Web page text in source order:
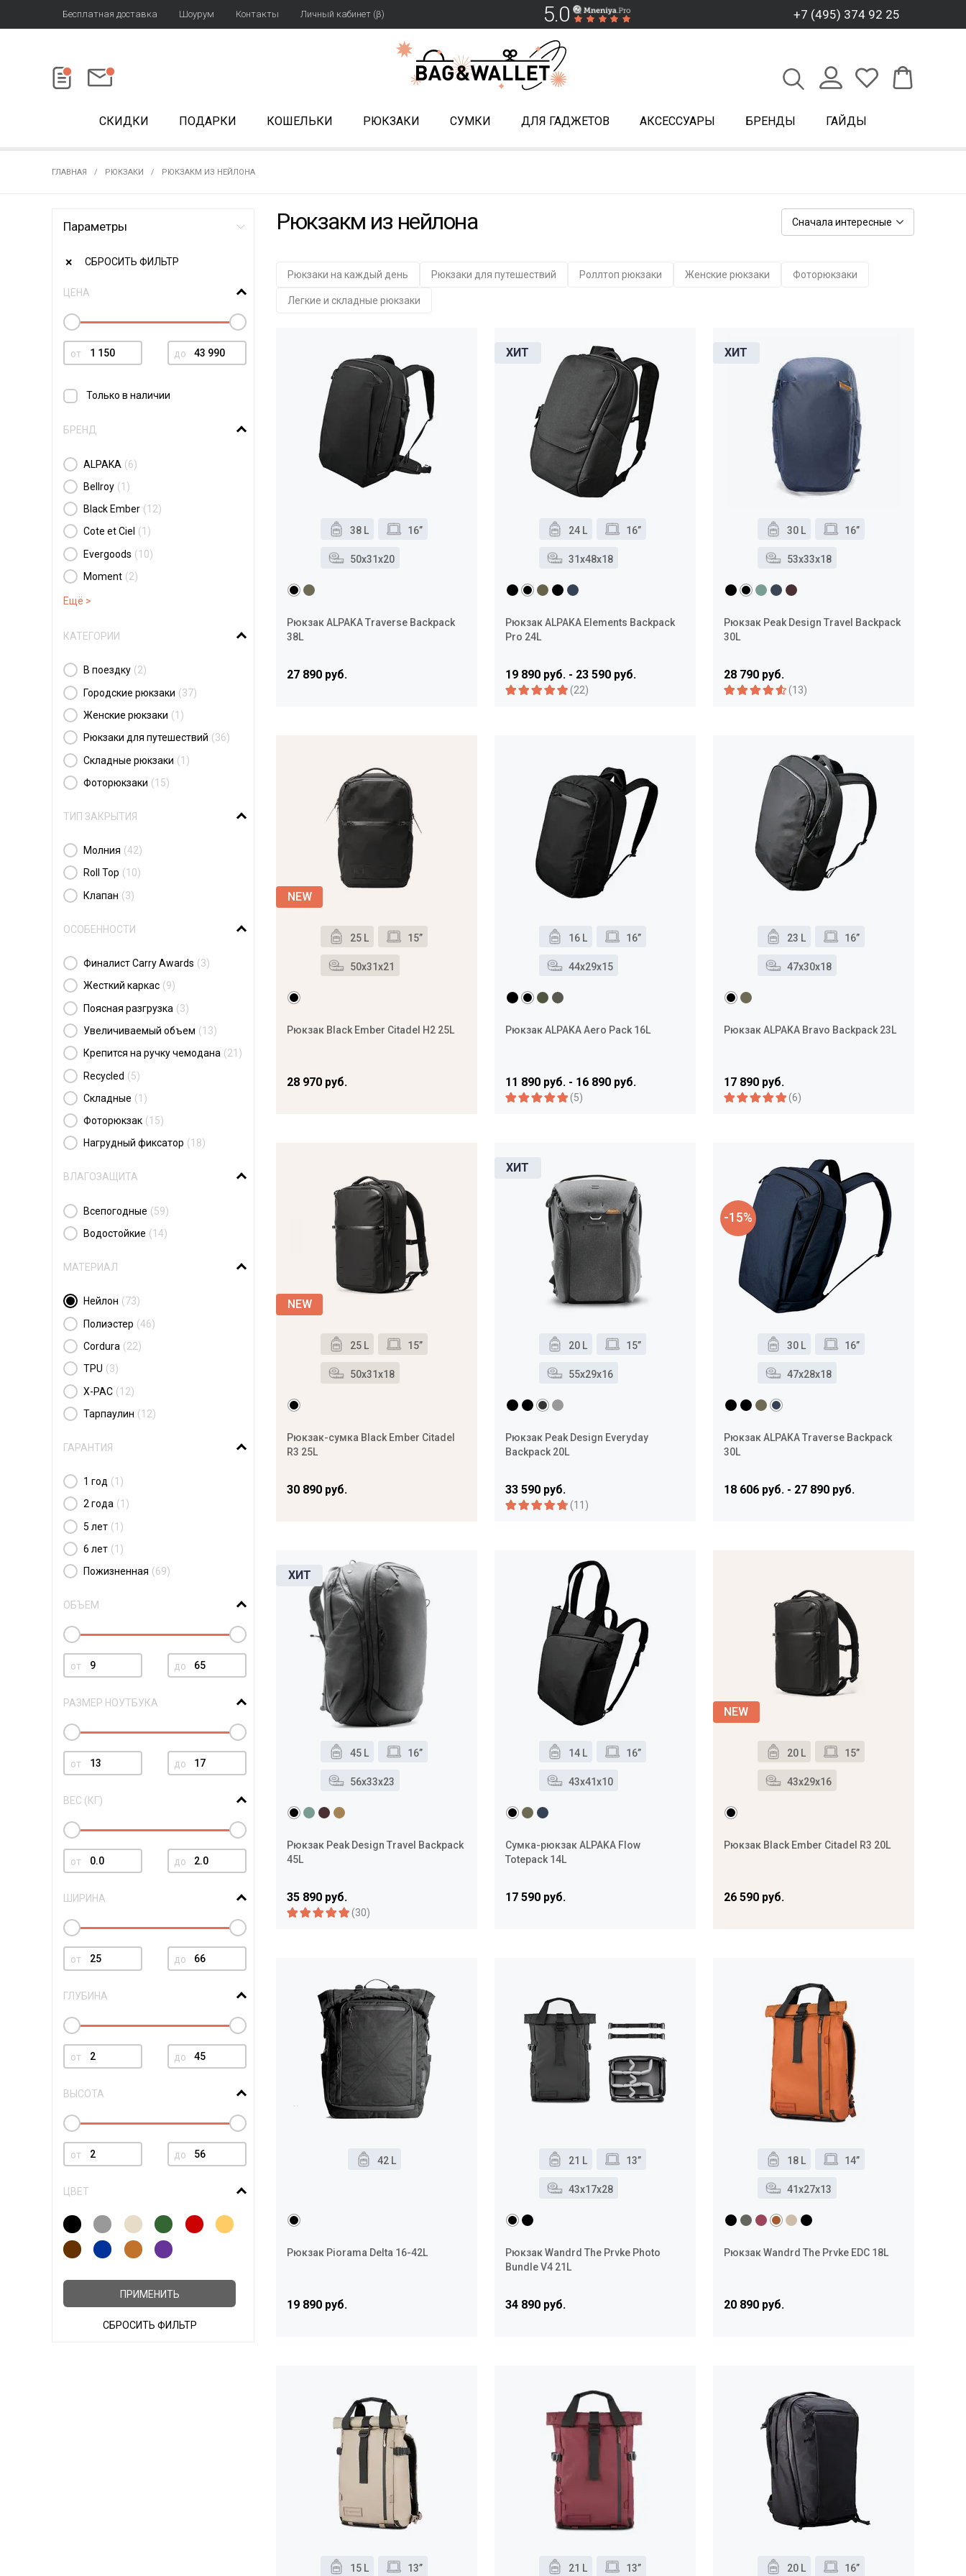
Бесплатная доставка Шоурум Контакты Личный кабинет (β) 5.0 +7 (495) 374 92 25
СКИДКИ ПОДАРКИ КОШЕЛЬКИ РЮКЗАКИ СУМКИ ДЛЯ ГАДЖЕТОВ АКСЕССУАРЫ БРЕНДЫ ГАЙДЫ
ГЛАВНАЯ РЮКЗАКИ РЮКЗАКМ ИЗ НЕЙЛОНА
Рюкзакм из нейлона Сначала интересные
Рюкзаки на каждый день Рюкзаки для путешествий Роллтоп рюкзаки Женские рюкзаки Фоторюкзаки
Легкие и складные рюкзаки
38 L 16”
50x31x20
Рюкзак ALPAKA Traverse Backpack
38L
27 890 руб.
24 L 16”
31x48x18
Рюкзак ALPAKA Elements Backpack
Pro 24L
19 890 руб. - 23 590 руб.
(22)
30 L 16”
53x33x18
Рюкзак Peak Design Travel Backpack
30L
28 790 руб.
(13)
25 L 15”
50x31x21
Рюкзак Black Ember Citadel H2 25L
28 970 руб.
16 L 16”
44x29x15
Рюкзак ALPAKA Aero Pack 16L
11 890 руб. - 16 890 руб.
(5)
23 L 16”
47x30x18
Рюкзак ALPAKA Bravo Backpack 23L
17 890 руб.
(6)
25 L 15”
50x31x18
Рюкзак-сумка Black Ember Citadel
R3 25L
30 890 руб.
20 L 15”
55x29x16
Рюкзак Peak Design Everyday
Backpack 20L
33 590 руб.
(11)
-15%
30 L 16”
47x28x18
Рюкзак ALPAKA Traverse Backpack
30L
18 606 руб. - 27 890 руб.
45 L 16”
56x33x23
Рюкзак Peak Design Travel Backpack
45L
35 890 руб.
(30)
14 L 16”
43x41x10
Сумка-рюкзак ALPAKA Flow
Totepack 14L
17 590 руб.
20 L 15”
43x29x16
Рюкзак Black Ember Citadel R3 20L
26 590 руб.
42 L
Рюкзак Piorama Delta 16-42L
19 890 руб.
21 L 13”
43x17x28
Рюкзак Wandrd The Prvke Photo
Bundle V4 21L
34 890 руб.
18 L 14”
41x27x13
Рюкзак Wandrd The Prvke EDC 18L
20 890 руб.
15 L 13” 21 L 13” 20 L 16”
Параметры
СБРОСИТЬ ФИЛЬТР
ЦЕНА
от до
Только в наличии
БРЕНД
ALPAKA (6)
Bellroy (1)
Black Ember (12)
Cote et Ciel (1)
Evergoods (10)
Moment (2)
КАТЕГОРИИ
В поездку (2)
Городские рюкзаки (37)
Женские рюкзаки (1)
Рюкзаки для путешествий (36)
Складные рюкзаки (1)
Фоторюкзаки (15)
ТИП ЗАКРЫТИЯ
Молния (42)
Roll Top (10)
Клапан (3)
ОСОБЕННОСТИ
Финалист Carry Awards (3)
Жесткий каркас (9)
Поясная разгрузка (3)
Увеличиваемый объем (13)
Крепится на ручку чемодана (21)
Recycled (5)
Складные (1)
Фоторюкзак (15)
Нагрудный фиксатор (18)
ВЛАГОЗАЩИТА
Всепогодные (59)
Водостойкие (14)
МАТЕРИАЛ
Нейлон (73)
Полиэстер (46)
Cordura (22)
TPU (3)
X-PAC (12)
Тарпаулин (12)
ГАРАНТИЯ
1 год (1)
2 года (1)
5 лет (1)
6 лет (1)
Пожизненная (69)
ОБЪЕМ
от до
РАЗМЕР НОУТБУКА
от до
ВЕС (КГ)
от до
ШИРИНА
от до
ГЛУБИНА
от до
ВЫСОТА
от до
ЦВЕТ
ПРИМЕНИТЬ
СБРОСИТЬ ФИЛЬТР